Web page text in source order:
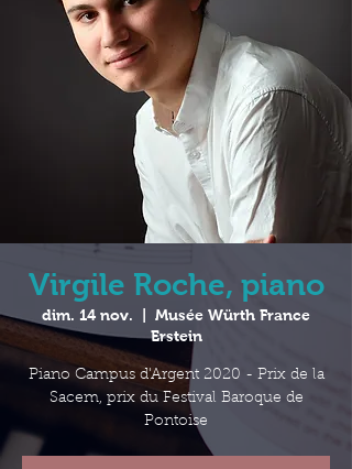
Virgile Roche, piano
dim. 14 nov.
Musée Würth France
Erstein
Piano Campus d'Argent 2020 - Prix de la
Sacem, prix du Festival Baroque de
Pontoise